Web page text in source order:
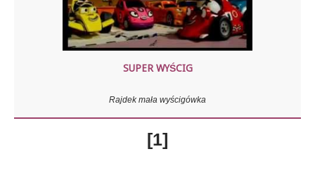
SUPER WYŚCIG
Rajdek mała wyścigówka
[1]